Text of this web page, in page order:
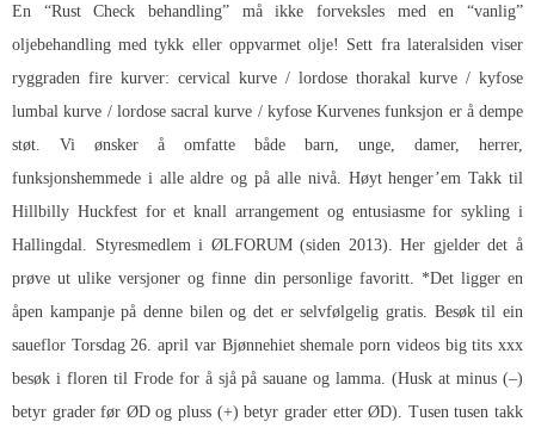
En “Rust Check behandling” må ikke forveksles med en “vanlig”
oljebehandling med tykk eller oppvarmet olje! Sett fra lateralsiden viser
ryggraden fire kurver: cervical kurve / lordose thorakal kurve / kyfose
lumbal kurve / lordose sacral kurve / kyfose Kurvenes funksjon er å dempe
støt. Vi ønsker å omfatte både barn, unge, damer, herrer,
funksjonshemmede i alle aldre og på alle nivå. Høyt henger’em Takk til
Hillbilly Huckfest for et knall arrangement og entusiasme for sykling i
Hallingdal. Styresmedlem i ØLFORUM (siden 2013). Her gjelder det å
prøve ut ulike versjoner og finne din personlige favoritt. *Det ligger en
åpen kampanje på denne bilen og det er selvfølgelig gratis. Besøk til ein
saueflor Torsdag 26. april var Bjønnehiet shemale porn videos big tits xxx
besøk i floren til Frode for å sjå på sauane og lamma. (Husk at minus (–)
betyr grader før ØD og pluss (+) betyr grader etter ØD). Tusen tusen takk